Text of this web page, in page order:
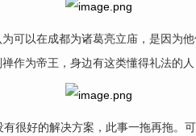
以在成都为诸葛亮立庙，是因为
作为帝王，身边有这类懂得礼法的
好的解决方案，此事一拖再拖。